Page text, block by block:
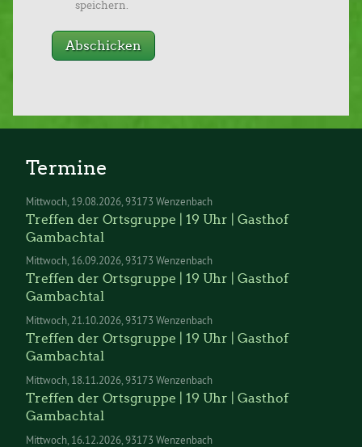
speichern.
Termine
Mittwoch 19.08.2026 93173 Wenzenbach
Treffen der Ortsgruppe | 19 Uhr | Gasthof
Gambachtal
Mittwoch 16.09.2026 93173 Wenzenbach
Treffen der Ortsgruppe | 19 Uhr | Gasthof
Gambachtal
Mittwoch 21.10.2026 93173 Wenzenbach
Treffen der Ortsgruppe | 19 Uhr | Gasthof
Gambachtal
Mittwoch 18.11.2026 93173 Wenzenbach
Treffen der Ortsgruppe | 19 Uhr | Gasthof
Gambachtal
Mittwoch 16.12.2026 93173 Wenzenbach